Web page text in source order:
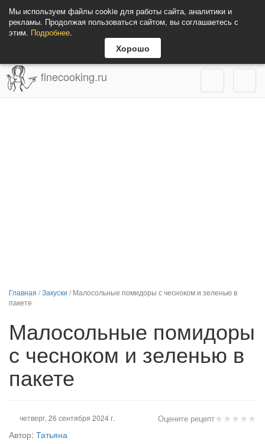
Мы используем файлы cookie для работы сайта, аналитики и
рекламы. Продолжая пользоваться сайтом, вы соглашаетесь с
этим. Подробнее.
Хорошо
finecooking.ru
Главная /Закуски /Малосольные помидоры с чесноком и зеленью в
пакете
Малосольные помидоры
с чесноком и зеленью в
пакете
★★★★★
Оцените рецепт
четверг, 26 сентября 2024 г.
Автор: Татьяна